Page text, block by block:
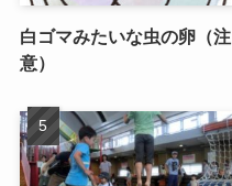
白ゴマみたいな虫の卵（注
意）